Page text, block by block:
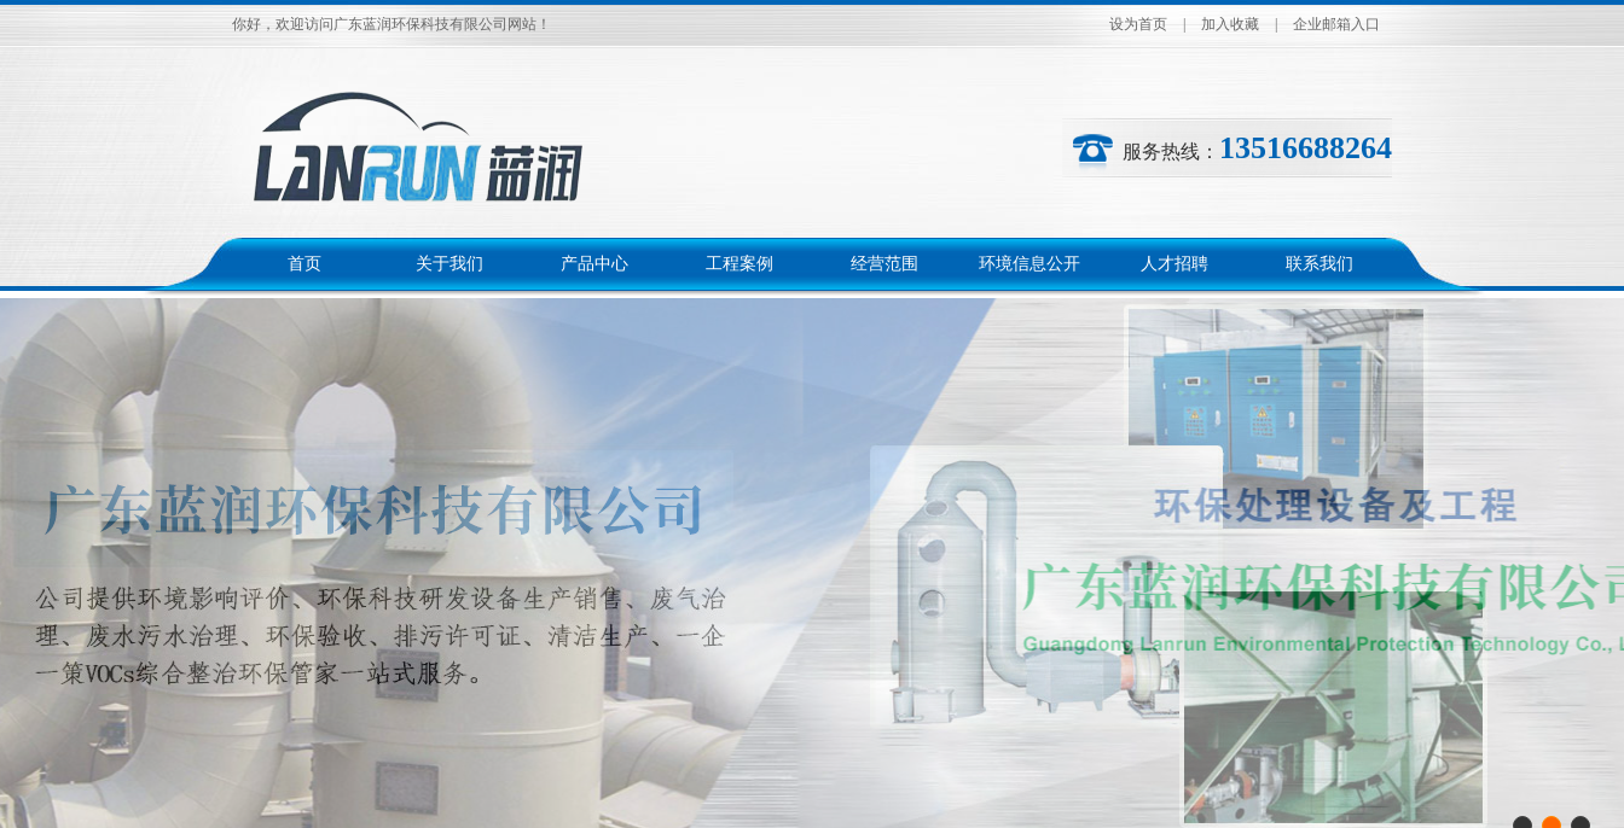
你好，欢迎访问广东蓝润环保科技有限公司网站！ 设为首页 加入收藏 企业邮箱入口
服务热线： 13516688264
首页 关于我们 产品中心 工程案例 经营范围 环境信息公开 人才招聘 联系我们